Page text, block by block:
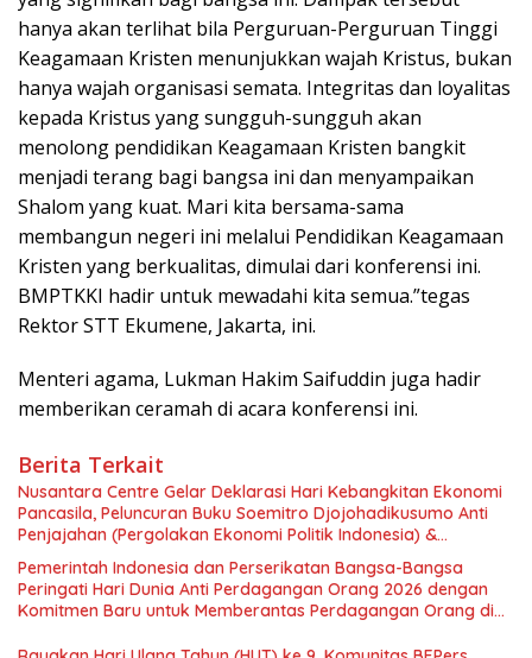
hanya akan terlihat bila Perguruan-Perguruan Tinggi
Keagamaan Kristen menunjukkan wajah Kristus, bukan
hanya wajah organisasi semata. Integritas dan loyalitas
kepada Kristus yang sungguh-sungguh akan
menolong pendidikan Keagamaan Kristen bangkit
menjadi terang bagi bangsa ini dan menyampaikan
Shalom yang kuat. Mari kita bersama-sama
membangun negeri ini melalui Pendidikan Keagamaan
Kristen yang berkualitas, dimulai dari konferensi ini.
BMPTKKI hadir untuk mewadahi kita semua.”tegas
Rektor STT Ekumene, Jakarta, ini.
Menteri agama, Lukman Hakim Saifuddin juga hadir
memberikan ceramah di acara konferensi ini.
Berita Terkait
Nusantara Centre Gelar Deklarasi Hari Kebangkitan Ekonomi
Pancasila, Peluncuran Buku Soemitro Djojohadikusumo Anti
Penjajahan (Pergolakan Ekonomi Politik Indonesia) &
Nasional dan Kesejahteraan Sosial dalam Menata Bangsa
Menuju Indonesia Emas 2045”,
Pemerintah Indonesia dan Perserikatan Bangsa-Bangsa
Peringati Hari Dunia Anti Perdagangan Orang 2026 dengan
Komitmen Baru untuk Memberantas Perdagangan Orang di